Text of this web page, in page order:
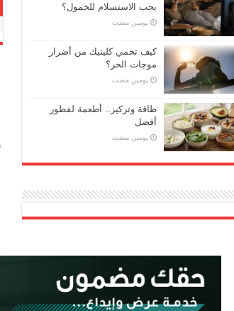
يجب الاستسلام للخمول؟
‏يومين مضت
كيف تحمي كليتيك من أضرار
موجات الحر؟
‏يومين مضت
طاقة وتركيز.. أطعمة لفطور
أفضل
‏يومين مضت